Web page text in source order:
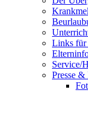
Links für
Service/
Presse &